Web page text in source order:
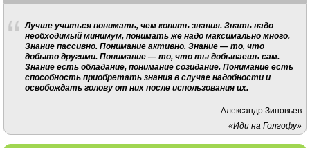
Лучше учиться понимать, чем копить знания. Знать надо
необходимый минимум, понимать же надо максимально много.
Знание пассивно. Понимание активно. Знание — то, что
добыто другими. Понимание — то, что ты добываешь сам.
Знание есть обладание, понимание созидание. Понимание есть
способность приобретать знания в случае надобности и
освобождать голову от них после использования их.
Александр Зиновьев
«Иди на Голгофу»